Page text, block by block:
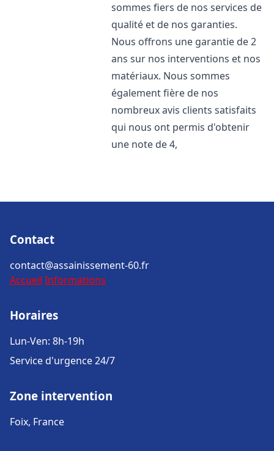
sommes fiers de nos services de
qualité et de nos garanties.
Nous offrons une garantie de 2
ans sur nos interventions et nos
matériaux. Nous sommes
également fière de nos
nombreux avis clients satisfaits
qui nous ont permis d'obtenir
une note de 4,
Contact
contact@assainissement-60.fr
Accueil Informations
Horaires
Lun-Ven: 8h-19h
Service d'urgence 24/7
Zone intervention
Foix, France